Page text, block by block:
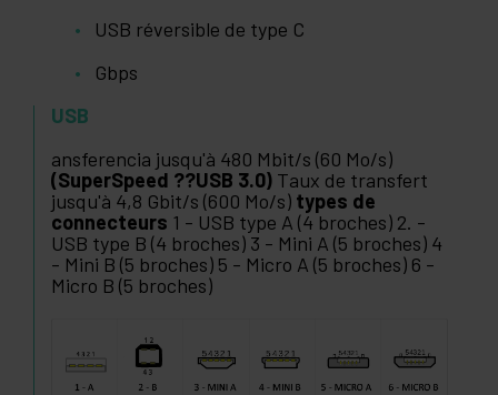
USB réversible de type C
Gbps
USB
ansferencia jusqu'à 480 Mbit/s (60 Mo/s)
(SuperSpeed ??USB 3.0) Taux de transfert
jusqu'à 4,8 Gbit/s (600 Mo/s) types de
connecteurs 1 - USB type A (4 broches) 2. -
USB type B (4 broches) 3 - Mini A (5 broches) 4
- Mini B (5 broches) 5 - Micro A (5 broches) 6 -
Micro B (5 broches)